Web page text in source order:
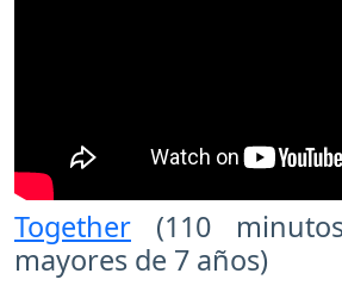
Together (110
mayores de 7 años)